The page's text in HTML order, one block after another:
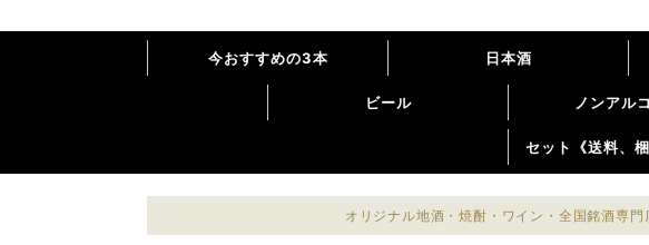
今おすすめの3本 日本酒
ビール ノンアル
セット《送料、
オリジナル地酒・焼酎・ワイン・全国銘酒専